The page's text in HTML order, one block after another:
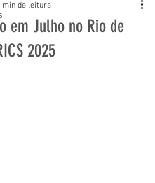
em Julho no Rio de
2025
min de leitura